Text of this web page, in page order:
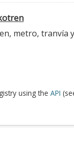
metro, tranvía
using the API